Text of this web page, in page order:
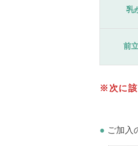
乳
前
※次に該
ご加入